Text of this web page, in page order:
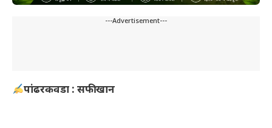
---Advertisement---
पांढरकवडा : सफी खान